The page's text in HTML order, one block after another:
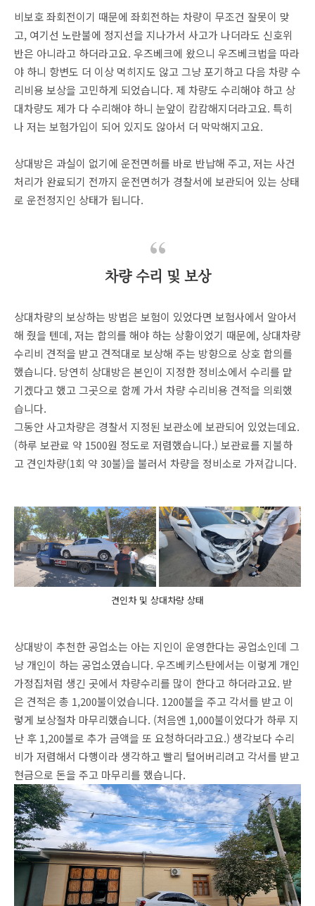
비보호 좌회전이기 때문에 좌회전하는 차량이 무조건 잘못이 맞
고, 여기선 노란불에 정지선을 지나가서 사고가 나더라도 신호위
반은 아니라고 하더라고요. 우즈베크에 왔으니 우즈베크법을 따라
야 하니 항변도 더 이상 먹히지도 않고 그냥 포기하고 다음 차량 수
리비용 보상을 고민하게 되었습니다. 제 차량도 수리해야 하고 상
대차량도 제가 다 수리해야 하니 눈앞이 캄캄해지더라고요. 특히
나 저는 보험가입이 되어 있지도 않아서 더 막막해지고요.
상대방은 과실이 없기에 운전면허를 바로 반납해 주고, 저는 사건
처리가 완료되기 전까지 운전면허가 경찰서에 보관되어 있는 상태
로 운전정지인 상태가 됩니다.
차량 수리 및 보상
상대차량의 보상하는 방법은 보험이 있었다면 보험사에서 알아서
해 줬을 텐데, 저는 합의를 해야 하는 상황이었기 때문에, 상대차량
수리비 견적을 받고 견적대로 보상해 주는 방향으로 상호 합의를
했습니다. 당연히 상대방은 본인이 지정한 정비소에서 수리를 맡
기겠다고 했고 그곳으로 함께 가서 차량 수리비용 견적을 의뢰했
습니다.
그동안 사고차량은 경찰서 지정된 보관소에 보관되어 있었는데요.
(하루 보관료 약 1500원 정도로 저렴했습니다.) 보관료를 지불하
고 견인차량(1회 약 30불)을 불러서 차량을 정비소로 가져갑니다.
견인차 및 상대차량 상태
상대방이 추천한 공업소는 아는 지인이 운영한다는 공업소인데 그
냥 개인이 하는 공업소였습니다. 우즈베키스탄에서는 이렇게 개인
가정집처럼 생긴 곳에서 차량수리를 많이 한다고 하더라고요. 받
은 견적은 총 1,200불이었습니다. 1200불을 주고 각서를 받고 이
렇게 보상절차 마무리했습니다. (처음엔 1,000불이었다가 하루 지
난 후 1,200불로 추가 금액을 또 요청하더라고요.) 생각보다 수리
비가 저렴해서 다행이라 생각하고 빨리 털어버리려고 각서를 받고
현금으로 돈을 주고 마무리를 했습니다.